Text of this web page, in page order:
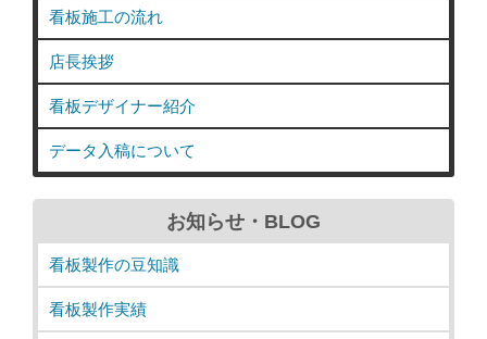
看板施工の流れ
店長挨拶
看板デザイナー紹介
データ入稿について
お知らせ・BLOG
看板製作の豆知識
看板製作実績